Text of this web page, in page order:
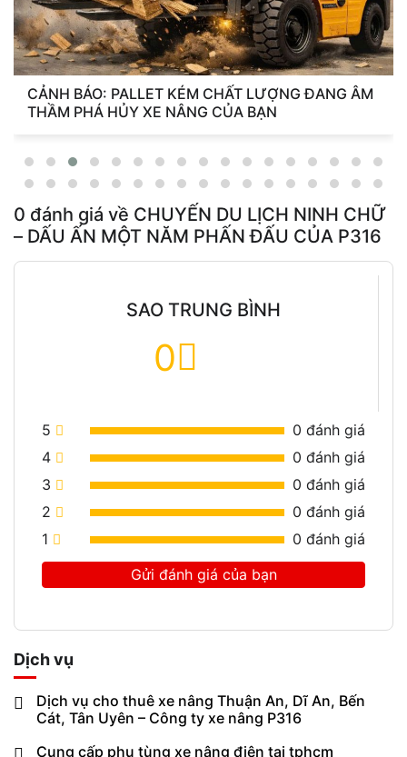
ĐANG ÂM
7 NGUYÊN NHÂN XE NÂNG BỊ
HÀNG VÀ CÁCH KHẮC PHỤC
0 đánh giá về CHUYẾN DU LỊCH NINH CHỮ
– DẤU ẤN MỘT NĂM PHẤN ĐẤU CỦA P316
SAO TRUNG BÌNH
0
5 0 đánh giá
4
0 đánh giá
3
0 đánh giá
2
0 đánh giá
1
0 đánh giá
Gửi đánh giá của bạn
Dịch vụ
Dịch vụ cho thuê xe nâng Thuận An, Dĩ An, Bến
Cát, Tân Uyên – Công ty xe nâng P316
Cung cấp phụ tùng xe nâng điện tại tphcm